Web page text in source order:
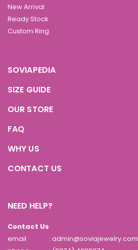
New Arrival
Ready Stock
Custom Ring
SOVIAPEDIA
SIZE GUIDE
OUR STORE
FAQ
WHY US
CONTACT US
NEED HELP?
Contact Us
email
: admin@soviajewelry.com